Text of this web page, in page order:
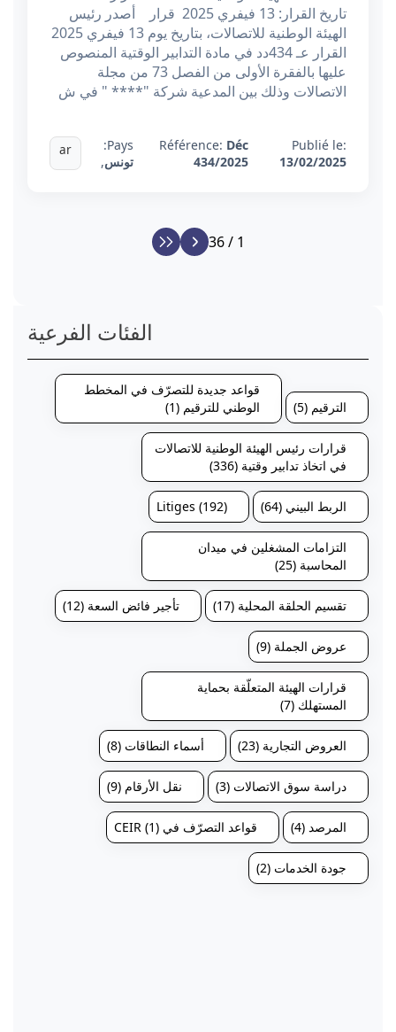
تاريخ القرار: 13 فيفري 2025 قرار أصدر رئيس
الهيئة الوطنية للاتصالات، بتاريخ يوم 13 فيفري 2025
القرار عـ 434دد في مادة التدابير الوقتية المنصوص
عليها بالفقرة الأولى من الفصل 73 من مجلة
الاتصالات وذلك بين المدعية شركة "**** " في ش
Publié le:
13/02/2025
Référence: Déc
434/2025
Pays:
تونس,
ar
1 / 36
الفئات الفرعية
الترقيم (5)
قواعد جديدة للتصرّف في المخطط
الوطني للترقيم (1)
قرارات رئيس الهيئة الوطنية للاتصالات
في اتخاذ تدابير وقتية (336)
الربط البيني (64) Litiges (192)
التزامات المشغلين في ميدان
المحاسبة (25)
تقسيم الحلقة المحلية (17) تأجير فائض السعة (12)
عروض الجملة (9)
قرارات الهيئة المتعلّقة بحماية
المستهلك (7)
العروض التجارية (23) أسماء النطاقات (8)
دراسة سوق الاتصالات (3) نقل الأرقام (9)
المرصد (4) قواعد التصرّف في CEIR (1)
جودة الخدمات (2)